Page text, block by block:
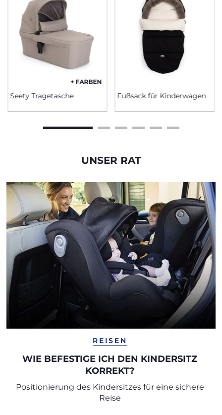
+ FARBEN
Seety Tragetasche Fußsack für Kinderwagen
UNSER RAT
REISEN
WIE BEFESTIGE ICH DEN KINDERSITZ
KORREKT?
Positionierung des Kindersitzes für eine sichere
Reise